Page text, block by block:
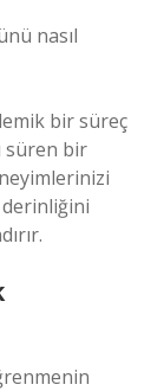
nasıl
bir süreç
süren bir